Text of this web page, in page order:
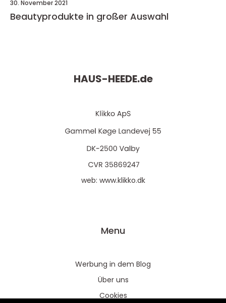
30. November 2021
Beautyprodukte in großer Auswahl
HAUS-HEEDE.de
web: www.klikko.dk
Menu
Werbung in dem Blog
Über uns
Cookies